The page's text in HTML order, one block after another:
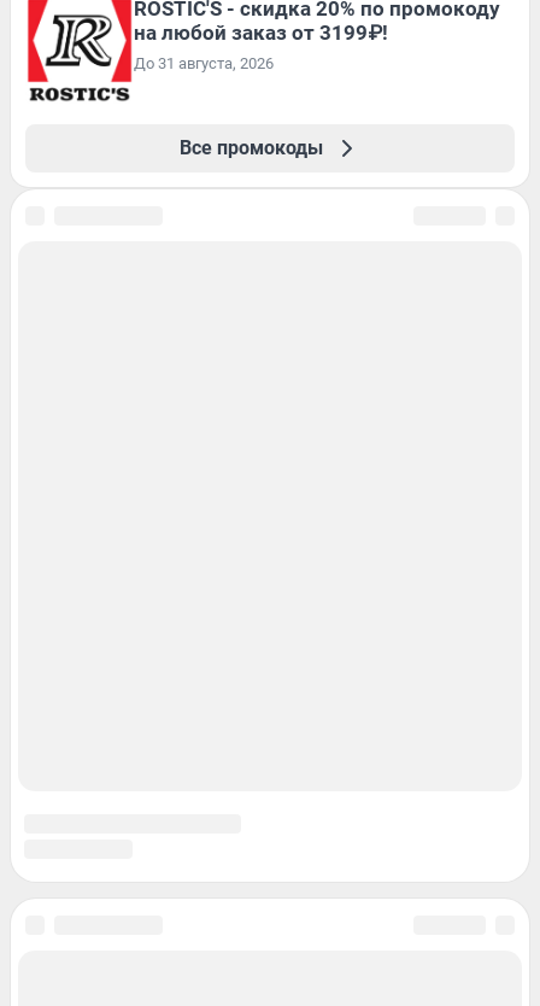
ROSTIC'S - скидка 20% по промокоду
на любой заказ от 3199₽!
До 31 августа, 2026
Все промокоды